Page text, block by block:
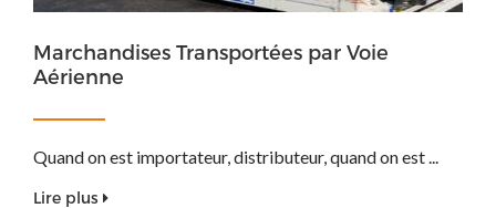
Marchandises Transportées par Voie
Aérienne
Quand on est importateur, distributeur, quand on est ...
Lire plus